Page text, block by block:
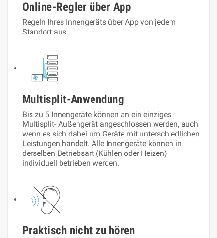
Online-Regler über App
Regeln Ihres Innengeräts über App von jedem
Standort aus.
Multisplit-Anwendung
Bis zu 5 Innengeräte können an ein einziges
Multisplit- Außengerät angeschlossen werden, auch
wenn es sich dabei um Geräte mit unterschiedlichen
Leistungen handelt. Alle Innengeräte können in
derselben Betriebsart (Kühlen oder Heizen)
individuell betrieben werden.
Praktisch nicht zu hören